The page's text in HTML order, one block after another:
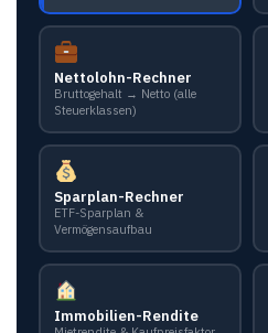
Nettolohn-Rechner
Bruttogehalt → Netto (alle
Steuerklassen)
Sparplan-Rechner
ETF-Sparplan &
Vermögensaufbau
Immobilien-Rendite